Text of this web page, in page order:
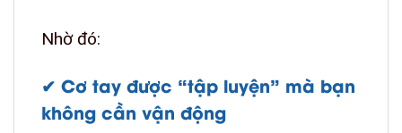
Nhờ đó:
✔ Cơ tay được “tập luyện” mà bạn
không cần vận động